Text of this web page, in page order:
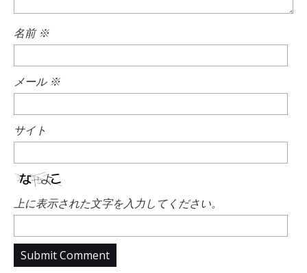
名前※
メール ※
サイト
上に表示された文字を入力してください。